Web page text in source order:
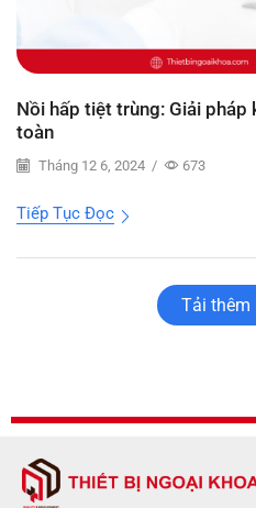
Nồi hấp tiệt trùng: Giải pháp
toàn
Tháng 12 6, 2024 / 673
Tiếp Tục Đọc
Tải thêm